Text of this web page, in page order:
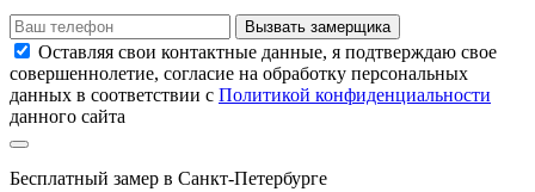
Вызвать замерщика
Оставляя свои контактные данные, я подтверждаю свое
совершеннолетие, согласие на обработку персональных
данных в соответствии с Политикой конфиденциальности
данного сайта
Бесплатный замер в Санкт-Петербурге